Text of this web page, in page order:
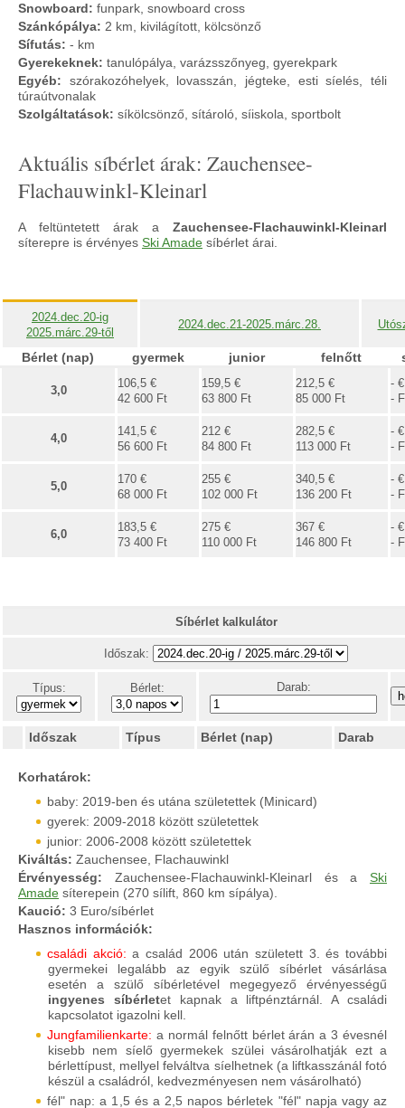
Snowboard: funpark, snowboard cross
Szánkópálya: 2 km, kivilágított, kölcsönző
Sífutás: - km
Gyerekeknek: tanulópálya, varázsszőnyeg, gyerekpark
Egyéb: szórakozóhelyek, lovasszán, jégteke, esti síelés, téli
túraútvonalak
Szolgáltatások: síkölcsönző, sítároló, síiskola, sportbolt
Aktuális síbérlet árak: Zauchensee-
Flachauwinkl-Kleinarl
A feltüntetett árak a Zauchensee-Flachauwinkl-Kleinarl
síterepre is érvényes Ski Amade síbérlet árai.
2024.dec.20-ig
2025.márc.29-től
2024.dec.21-2025.márc.28.
Bérlet (nap) gyermek junior felnőtt
3,0
106,5 €
42 600 Ft
159,5 €
63 800 Ft
212,5 €
85 000 Ft
- €
-
4,0
141,5 €
56 600 Ft
212 €
84 800 Ft
282,5 €
113 000 Ft
- €
-
5,0
170 €
68 000 Ft
255 €
102 000 Ft
340,5 €
136 200 Ft
- €
-
6,0
183,5 €
73 400 Ft
275 €
110 000 Ft
367 €
146 800 Ft
- €
-
Síbérlet kalkulátor
Időszak:
Típus: Bérlet: Darab:
Időszak Típus Bérlet (nap) Darab
Korhatárok:
baby: 2019-ben és utána születettek (Minicard)
gyerek: 2009-2018 között születettek
junior: 2006-2008 között születettek
Kiváltás: Zauchensee, Flachauwinkl
Érvényesség: Zauchensee-Flachauwinkl-Kleinarl és a Ski
Amade síterepein (270 sílift, 860 km sípálya).
Kaució: 3 Euro/síbérlet
Hasznos információk:
családi akció: a család 2006 után született 3. és további
gyermekei legalább az egyik szülő síbérlet vásárlása
esetén a szülő síbérletével megegyező érvényességű
ingyenes síbérletet kapnak a liftpénztárnál. A családi
kapcsolatot igazolni kell.
Jungfamilienkarte: a normál felnőtt bérlet árán a 3 évesnél
kisebb nem síelő gyermekek szülei vásárolhatják ezt a
bérlettípust, mellyel felváltva síelhetnek (a liftkasszánál fotó
készül a családról, kedvezményesen nem vásárolható)
fél" nap: a 1,5 és a 2,5 napos bérletek "fél" napja vagy az